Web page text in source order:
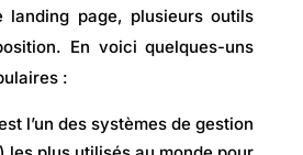
landing page, plusieurs outils
En voici quelques-uns
:
l’un des systèmes de gestion